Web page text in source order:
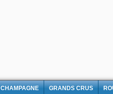
CHAMPAGNE GRANDS CRUS